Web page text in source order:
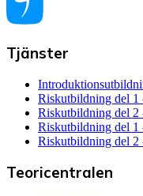
Tjänster
Riskutbildning del 1
Riskutbildning del 2
Riskutbildning del 1
Riskutbildning del 2
Teoricentralen